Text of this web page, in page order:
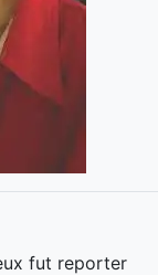
fut reporter